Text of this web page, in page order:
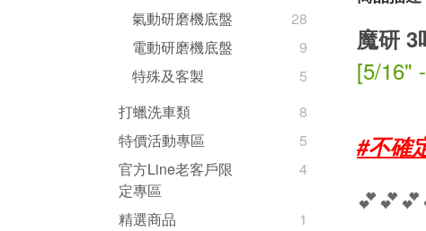
氣動研磨機底盤
28
電動研磨機底盤
9
特殊及客製
5
打蠟洗車類
8
特價活動專區
5
官方Line老客戶限
定專區
4
精選商品 1
魔研 3
[5/16"
#不確